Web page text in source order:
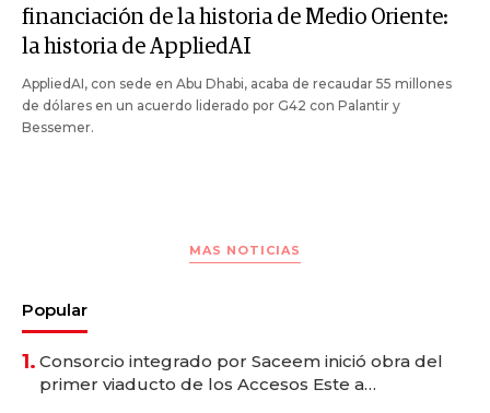
financiación de la historia de Medio Oriente:
la historia de AppliedAI
AppliedAI, con sede en Abu Dhabi, acaba de recaudar 55 millones
de dólares en un acuerdo liderado por G42 con Palantir y
Bessemer.
MAS NOTICIAS
Popular
1. Consorcio integrado por Saceem inició obra del
primer viaducto de los Accesos Este a